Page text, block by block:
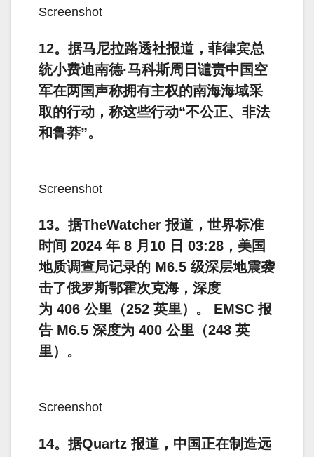
Screenshot
12。据马尼拉路透社报道，菲律宾总
统小费迪南德·马科斯周日谴责中国空
军在两国声称拥有主权的南海海域采
取的行动，称这些行动“不公正、非法
和鲁莽”。
Screenshot
13。据TheWatcher 报道，世界标准
时间 2024 年 8 月10 日 03:28，美国
地质调查局记录的 M6.5 级深层地震袭
击了俄罗斯鄂霍次克海，深度
为 406 公里（252 英里）。 EMSC 报
告 M6.5 深度为 400 公里（248 英
里）。
Screenshot
14。据Quartz 报道，中国正在制造远